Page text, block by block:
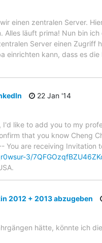
einen zentralen Server.
Alles läuft prima! Nun bin
Server einen
einrichten kann, dass es
22 Jan '14
like to add you to my
that you know Cheng
You are receiving Invitation
3/
2012 + 2013 abzugeben
hätte, könnte ich